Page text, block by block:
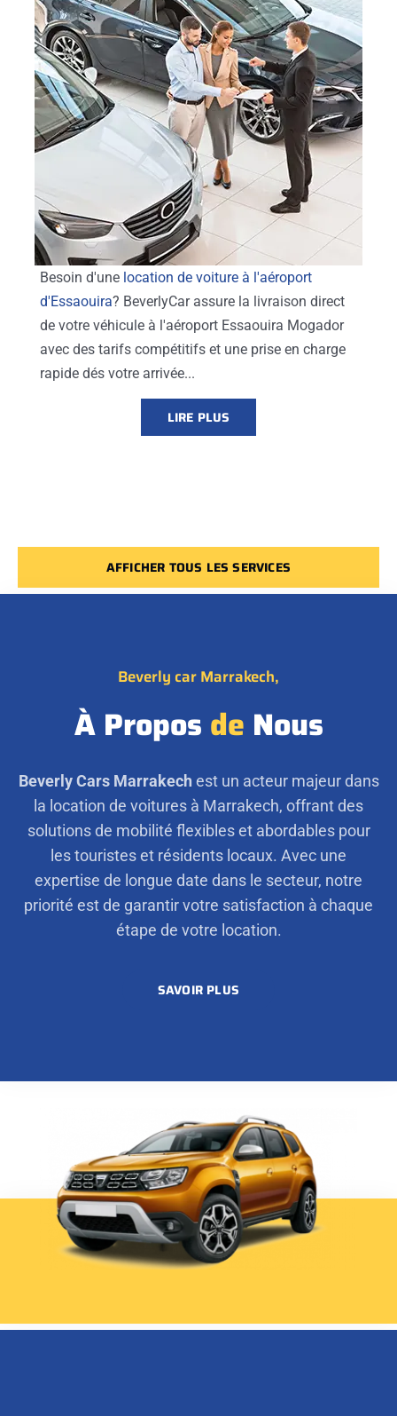
Besoin d'une location de voiture à l'aéroport
d'Essaouira? BeverlyCar assure la livraison direct
de votre véhicule à l'aéroport Essaouira Mogador
avec des tarifs compétitifs et une prise en charge
rapide dés votre arrivée...
LIRE PLUS
AFFICHER TOUS LES SERVICES
Beverly car Marrakech,
À Propos de Nous
Beverly Cars Marrakechest un acteur majeur dans
la location de voitures à Marrakech, offrant des
solutions de mobilité flexibles et abordables pour
les touristes et résidents locaux. Avec une
expertise de longue date dans le secteur, notre
priorité est de garantir votre satisfaction à chaque
étape de votre location.
SAVOIR PLUS